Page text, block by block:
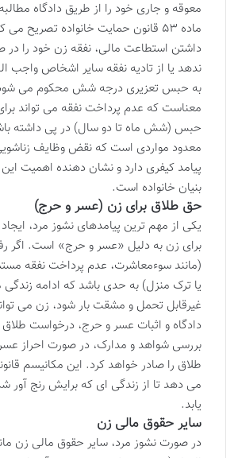
معوقه و جاری خود را از طریق دادگاه
ماده ۵۳ قانون حمایت خانواده تصریح
داشتن استطاعت مالی، نفقه زن خود را در
ندهد یا از تادیه نفقه سایر اشخاص واجب
به حبس تعزیری درجه شش محکوم می
معناست که عدم پرداخت نفقه می تواند
حبس (شش ماه تا دو سال) در پی داشته
معدود مواردی است که نقض وظایف
پیامد کیفری دارد و نشان دهنده اهمیت
بنیان خانواده است.
حق طلاق برای زن (عسر و حرج)
یکی از مهم ترین پیامدهای نشوز مرد،
برای زن به دلیل «عسر و حرج» است. اگر
(مانند سوءمعاشرت، عدم پرداخت نفقه
یا ترک منزل) به حدی باشد که ادامه
غیرقابل تحمل و مشقت بار شود، زن می
دادگاه و اثبات عسر و حرج، درخواست طلاق
بررسی شواهد و مدارک، در صورت احراز
طلاق را صادر خواهد کرد. این مکانیسم
می دهد تا از زندگی ای که برایش رنج آور
یابد.
سایر حقوق مالی زن
در صورت نشوز مرد، سایر حقوق مالی زن